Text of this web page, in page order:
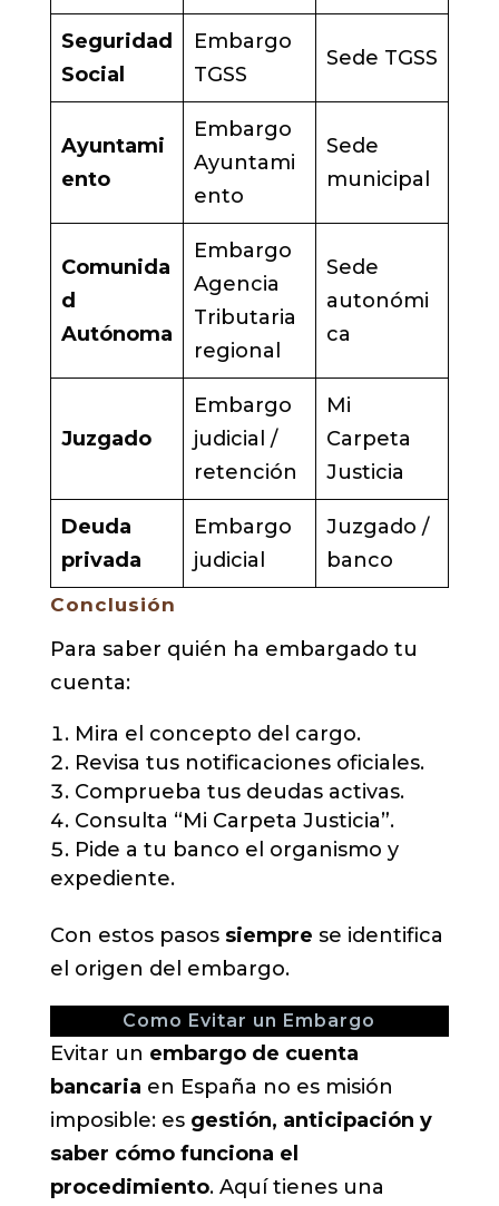
Seguridad
Social
Embargo
TGSS
Sede TGSS
Ayuntami
ento
Embargo
Ayuntami
ento
Sede
municipal
Comunida
d
Autónoma
Embargo
Agencia
Tributaria
regional
Sede
autonómi
ca
Juzgado
Embargo
judicial /
retención
Mi
Carpeta
Justicia
Deuda
privada
Embargo
judicial
Juzgado /
banco
Conclusión
Para saber quién ha embargado tu
cuenta:
Mira el concepto del cargo.
Revisa tus notificaciones oficiales.
Comprueba tus deudas activas.
Consulta “Mi Carpeta Justicia”.
Pide a tu banco el organismo y
expediente.
Con estos pasos siempre se identifica
el origen del embargo.
Como Evitar un Embargo
Evitar un embargo de cuenta
bancaria en España no es misión
imposible: es gestión, anticipación y
saber cómo funciona el
procedimiento. Aquí tienes una